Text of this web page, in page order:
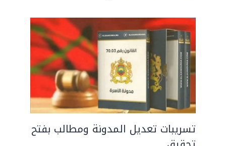
تسريبات تعديل المدونة ومطالب بفتح